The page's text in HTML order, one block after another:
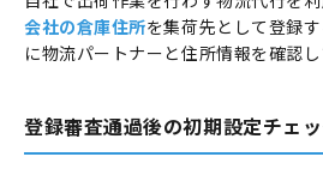
会社の倉庫住所を集荷先として登録
に物流パートナーと住所情報を確認し
登録審査通過後の初期設定チェ